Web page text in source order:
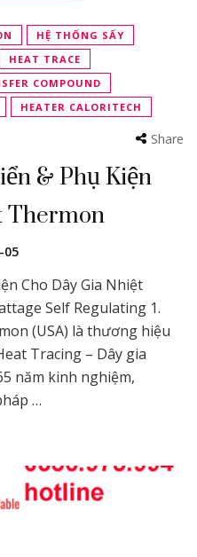
HỆ THỐNG SẤY
HEAT TRACE
COMPOUND
HEATER CALORITECH
Share
& Phụ Kiện
05
Cho Dây Gia Nhiệt
Self Regulating 1.
(USA) là thương hiệu
Tracing – Dây gia
năm kinh nghiệm,
…